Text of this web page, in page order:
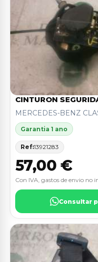
CINTURON
MERCEDES-BENZ
Garantia 1 ano
Ref:13921283
57,00 €
Con IVA, gastos de envio no
Consultar